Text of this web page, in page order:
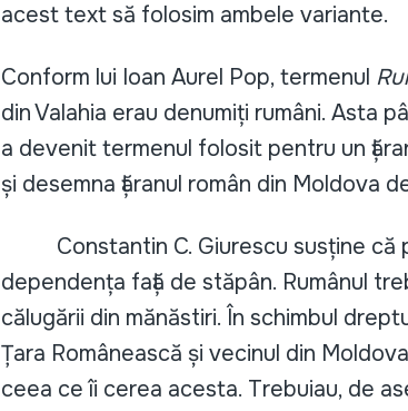
acest text să folosim ambele variante.
Conform lui Ioan Aurel Pop, termenul
din Valahia erau denumiți rumâni. Asta
a devenit termenul folosit pentru un
și desemna țăranul român din Moldova
Constantin C. Giurescu susține că
dependența față de stăpân. Rumânul
călugării din mănăstiri. În schimbul
Țara Românească și vecinul din
ceea ce îi cerea acesta. Trebuiau, de